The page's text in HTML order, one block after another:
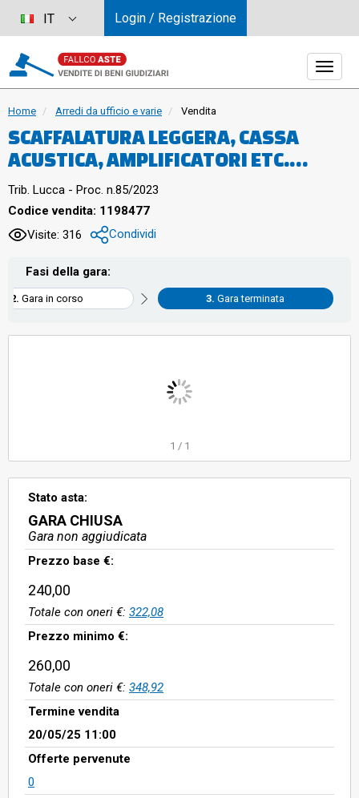
Home Arredi da ufficio e varie Vendita
SCAFFALATURA LEGGERA, CASSA
ACUSTICA, AMPLIFICATORI ETC.
LOTTO 42
Trib. Lucca - Proc. n.85/2023
Codice vendita: 1198477
Visite: 316
Condividi
Fasi della gara:
Gara in corso Gara terminata
1 / 1
Stato asta:
GARA CHIUSA
Gara non aggiudicata
Prezzo base €:
240,00
Totale con oneri €: 322,08
Prezzo minimo €:
260,00
Totale con oneri €: 348,92
Termine vendita
20/05/25 11:00
Offerte pervenute
0
IT Login / Registrazione